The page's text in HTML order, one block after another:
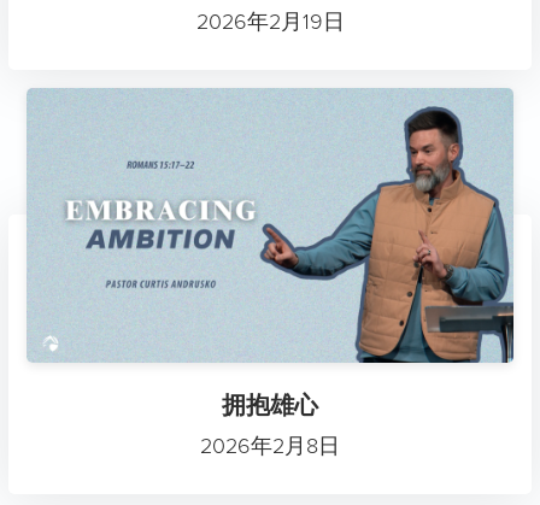
2026年2月19日
拥抱雄心
2026年2月8日